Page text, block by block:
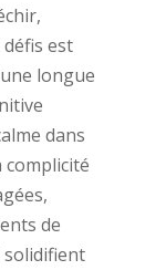
est
longue
dans
complicité
de
solidifient